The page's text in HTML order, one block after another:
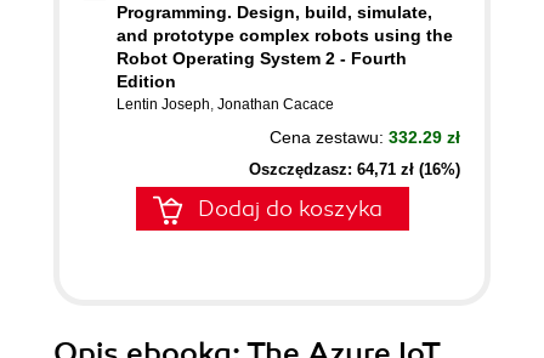
Programming. Design, build, simulate,
and prototype complex robots using the
Robot Operating System 2 - Fourth
Edition
Lentin Joseph, Jonathan Cacace
Cena zestawu: 332.29 zł
Oszczędzasz: 64,71 zł (16%)
Dodaj do koszyka